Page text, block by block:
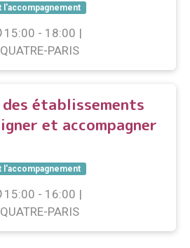
l'accompagnement
15:00 - 18:00 |
PARIS
établissements
et accompagner
l'accompagnement
15:00 - 16:00 |
PARIS